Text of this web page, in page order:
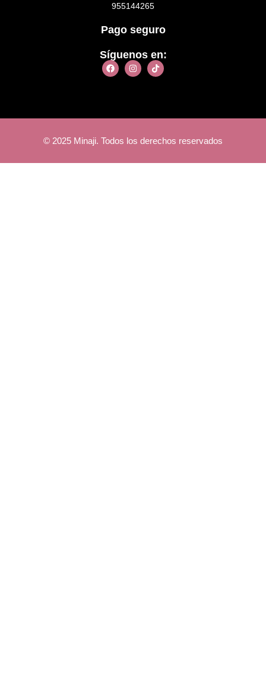
955144265
Pago seguro
Síguenos en:
© 2025 Minaji. Todos los derechos reservados